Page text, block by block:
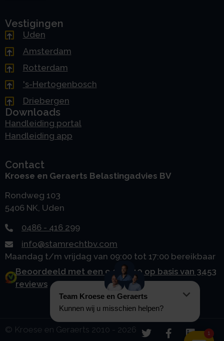
Vestigingen
Uden
Amsterdam
Rotterdam
's-Hertogenbosch
Driebergen
Downloads
Handleiding portal
Handleiding app
Contact
Kroese en Geraerts Belastingadvies BV
Rondweg 103
5406 NK, Uden
0486 - 416 299
info@stamrechtbv.com
Maandag t/m vrijdag van 09:00 tot 17:00 bereikbaar
Beoordeeld met een 9.0 uit 10 op basis van 3453
reviews
© Kroese en Geraerts 2010 - 2026